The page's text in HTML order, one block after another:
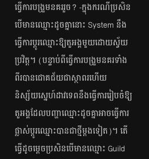
ធ្វើ​ការ​បង្រួម​នគរ​រួច​? -ក្នុង​ករណី​ប្រសិន​
បើ​មាន​ឈ្មោះ​ដូច​គ្នា​នោះ System នឹង​
ធ្វើ​ការ​ប្ដូរ​ឈ្មោះ​ឱ្យ​តួអង្គ​មួយ​ដោយ​ស្វ័យ​
ប្រវិត្ត​។ (បន្ទាប់​ពី​ធ្វើ​ការ​បង្រួម​​នគរ​ទាំង​
ពីរ​បាន​ជោគ​ជ័យ​ជា​ស្ថាពរ​ហើយ​
និស្ស័យ​ស្នេហ៍​ដាវ​ទេព​នឹង​ធ្វើ​ការ​រៀប​ចំ​ឱ្យ​
តួអង្គ​ដែល​​បញ្ហា​ឈ្មោះ​ដូច​គ្នា​អាច​ធ្វើ​ការ​
ផ្លាស់​ប្ដូរ​ឈ្មោះ​បាន​ជា​ថ្មី​ម្ដង​ទៀត)។ តើ​
ធ្វើ​ដូច​ម្ដេច​ប្រសិន​បើ​មាន​ឈ្មោះ​​ Guild